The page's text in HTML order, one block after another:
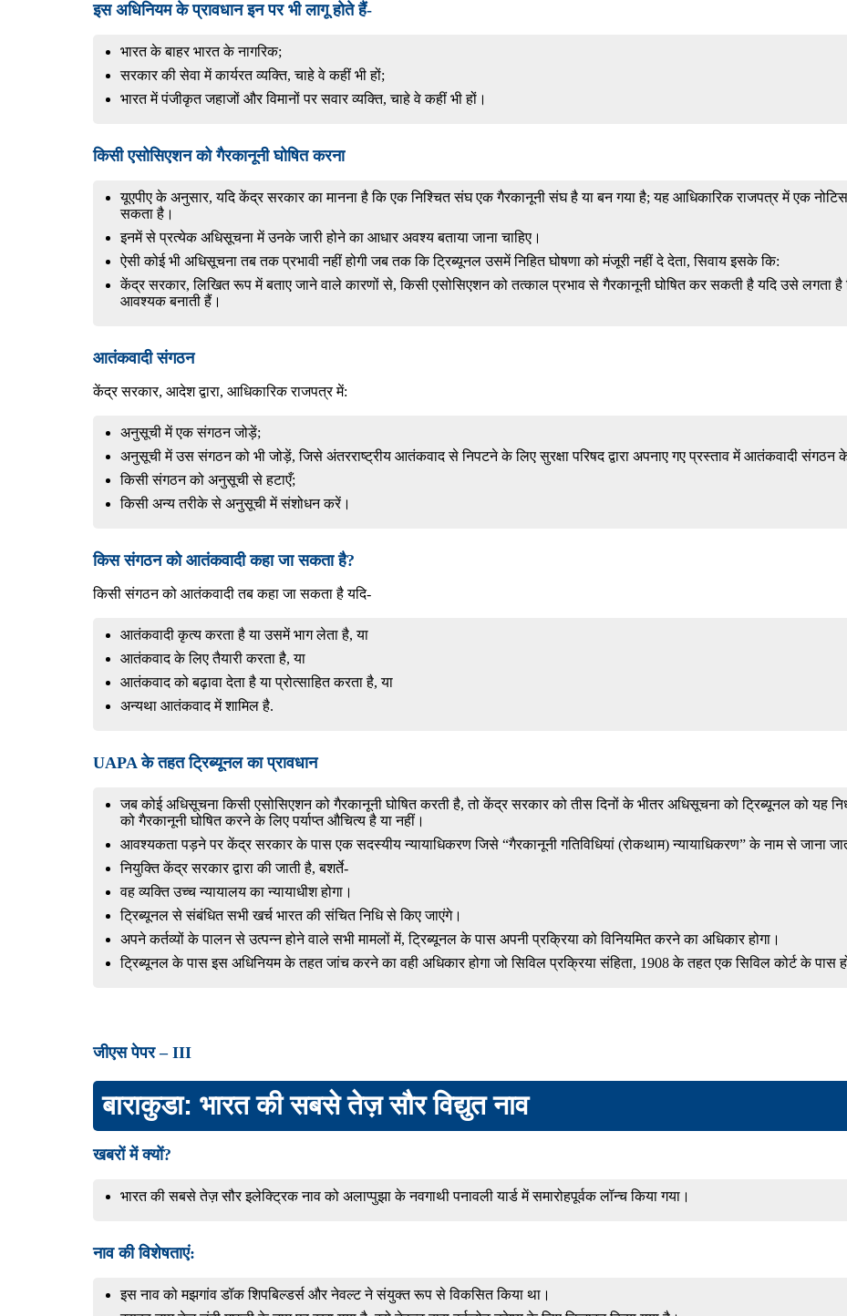
इस अधिनियम के प्रावधान इन पर भी लागू होते हैं-
भारत के बाहर भारत के नागरिक;
सरकार की सेवा में कार्यरत व्यक्ति, चाहे वे कहीं भी हों;
भारत में पंजीकृत जहाजों और विमानों पर सवार व्यक्ति, चाहे वे कहीं भी हों।
किसी एसोसिएशन को गैरकानूनी घोषित करना
यूएपीए के अनुसार, यदि केंद्र सरकार का मानना है कि एक निश्चित संघ एक गैरकानूनी संघ है या बन गया है; यह आधिकारिक राजपत्र में एक
सकता है।
इनमें से प्रत्येक अधिसूचना में उनके जारी होने का आधार अवश्य बताया जाना चाहिए।
ऐसी कोई भी अधिसूचना तब तक प्रभावी नहीं होगी जब तक कि ट्रिब्यूनल उसमें निहित घोषणा को मंजूरी नहीं दे देता, सिवाय इसके कि:
केंद्र सरकार, लिखित रूप में बताए जाने वाले कारणों से, किसी एसोसिएशन को तत्काल प्रभाव से गैरकानूनी घोषित कर सकती है यदि उसे लगता है
आवश्यक बनाती हैं।
आतंकवादी संगठन
केंद्र सरकार, आदेश द्वारा, आधिकारिक राजपत्र में:
अनुसूची में एक संगठन जोड़ें;
अनुसूची में उस संगठन को भी जोड़ें, जिसे अंतरराष्ट्रीय आतंकवाद से निपटने के लिए सुरक्षा परिषद द्वारा अपनाए गए प्रस्ताव में आतंकवादी संगठन
किसी संगठन को अनुसूची से हटाएँ;
किसी अन्य तरीके से अनुसूची में संशोधन करें।
किस संगठन को आतंकवादी कहा जा सकता है?
किसी संगठन को आतंकवादी तब कहा जा सकता है यदि-
आतंकवादी कृत्य करता है या उसमें भाग लेता है, या
आतंकवाद के लिए तैयारी करता है, या
आतंकवाद को बढ़ावा देता है या प्रोत्साहित करता है, या
अन्यथा आतंकवाद में शामिल है.
UAPA के तहत ट्रिब्यूनल का प्रावधान
जब कोई अधिसूचना किसी एसोसिएशन को गैरकानूनी घोषित करती है, तो केंद्र सरकार को तीस दिनों के भीतर अधिसूचना को ट्रिब्यूनल को यह
को गैरकानूनी घोषित करने के लिए पर्याप्त औचित्य है या नहीं।
आवश्यकता पड़ने पर केंद्र सरकार के पास एक सदस्यीय न्यायाधिकरण जिसे “गैरकानूनी गतिविधियां (रोकथाम) न्यायाधिकरण” के नाम से जाना
नियुक्ति केंद्र सरकार द्वारा की जाती है, बशर्ते-
वह व्यक्ति उच्च न्यायालय का न्यायाधीश होगा।
ट्रिब्यूनल से संबंधित सभी खर्च भारत की संचित निधि से किए जाएंगे।
अपने कर्तव्यों के पालन से उत्पन्न होने वाले सभी मामलों में, ट्रिब्यूनल के पास अपनी प्रक्रिया को विनियमित करने का अधिकार होगा।
ट्रिब्यूनल के पास इस अधिनियम के तहत जांच करने का वही अधिकार होगा जो सिविल प्रक्रिया संहिता, 1908 के तहत एक सिविल कोर्ट के पास
जीएस पेपर – III
बाराकुडा: भारत की सबसे तेज़ सौर विद्युत नाव
खबरों में क्यों?
भारत की सबसे तेज़ सौर इलेक्ट्रिक नाव को अलाप्पुझा के नवगाथी पनावली यार्ड में समारोहपूर्वक लॉन्च किया गया।
नाव की विशेषताएं:
इस नाव को मझगांव डॉक शिपबिल्डर्स और नेवल्ट ने संयुक्त रूप से विकसित किया था।